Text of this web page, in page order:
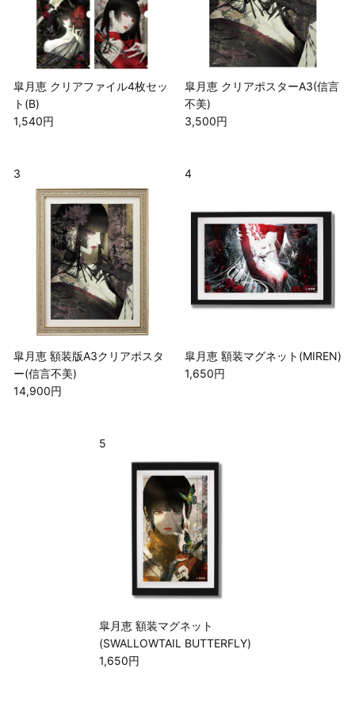
皐月恵 クリアファイル4枚セッ
ト(B)
1,540円
皐月恵 クリアポスターA3(信言
不美)
3,500円
3
皐月恵 額装版A3クリアポスタ
ー(信言不美)
14,900円
4
皐月恵 額装マグネット(MIREN)
1,650円
5
皐月恵 額装マグネット
(SWALLOWTAIL BUTTERFLY)
1,650円